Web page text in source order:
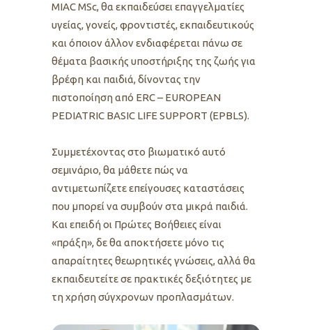
ΜΙΑC MSc, θα εκπαιδεύσει επαγγελματίες
υγείας, γονείς, φροντιστές, εκπαιδευτικούς
και όποιον άλλον ενδιαφέρεται πάνω σε
θέματα βασικής υποστήριξης της ζωής για
βρέφη και παιδιά, δίνοντας την
πιστοποίηση από ERC – EUROPEAN
PEDIATRIC BASIC LIFE SUPPORT (EPBLS).
Συμμετέχοντας στο βιωματικό αυτό
σεμινάριο, θα μάθετε πώς να
αντιμετωπίζετε επείγουσες καταστάσεις
που μπορεί να συμβούν στα μικρά παιδιά.
Και επειδή οι Πρώτες Βοήθειες είναι
«πράξη», δε θα αποκτήσετε μόνο τις
απαραίτητες θεωρητικές γνώσεις, αλλά θα
εκπαιδευτείτε σε πρακτικές δεξιότητες με
τη χρήση σύγχρονων προπλασμάτων.